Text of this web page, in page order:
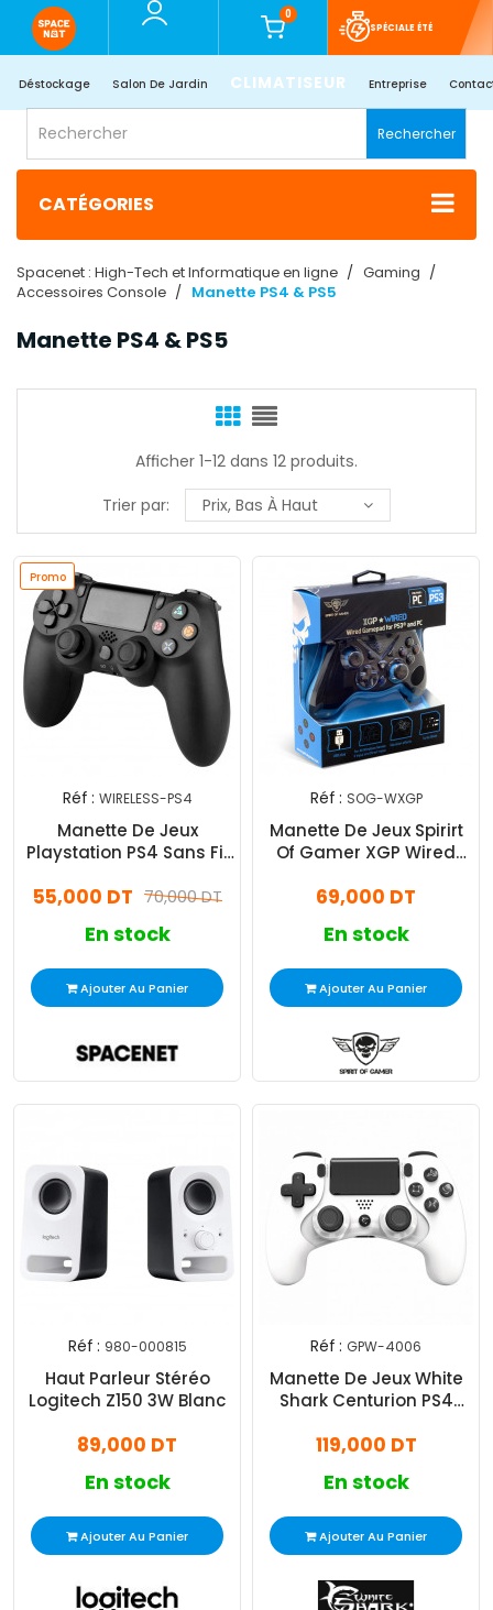
0
SPÉCIALE ÉTÉ
Déstockage Salon De Jardin CLIMATISEUR Entreprise
Rechercher
CATÉGORIES
Spacenet : High-Tech et Informatique en ligne
Gaming
Accessoires Console
Manette PS4 & PS5
Manette PS4 & PS5
Afficher 1-12 dans 12 produits.
Trier par:
Prix, Bas À Haut
Promo
Réf : WIRELESS-PS4
Manette De Jeux
Playstation PS4 Sans Fil
70,000 DT
55,000 DT
En stock
Ajouter Au Panier
Réf : SOG-WXGP
Manette De Jeux Spirirt
Of Gamer XGP Wired
69,000 DT
En stock
Ajouter Au Panier
Réf : 980-000815
Haut Parleur Stéréo
Logitech Z150 3W Blanc
89,000 DT
En stock
Ajouter Au Panier
Réf : GPW-4006
Manette De Jeux White
Shark Centurion PS4
119,000 DT
En stock
Ajouter Au Panier